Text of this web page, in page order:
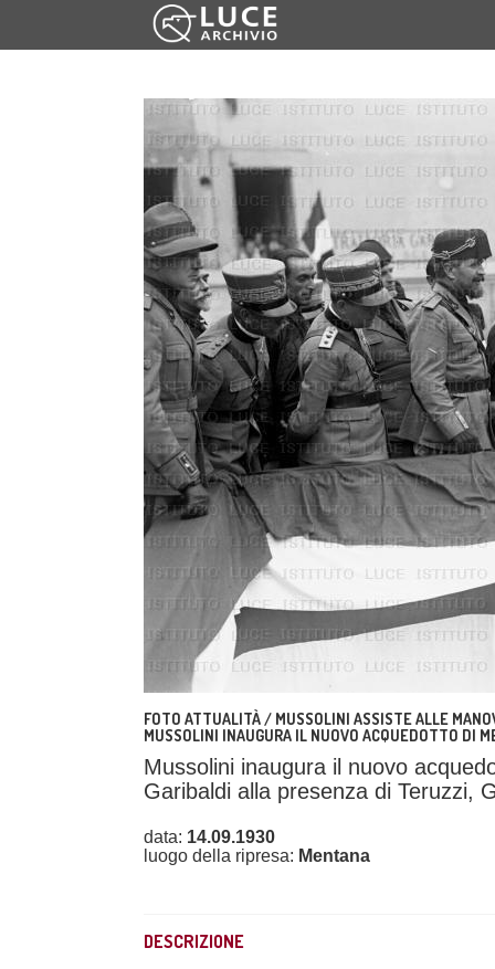
FOTO ATTUALITÀ / MUSSOLINI ASSISTE ALLE
MUSSOLINI INAUGURA IL NUOVO ACQUEDOTTO DI
Mussolini inaugura il nuovo
Garibaldi alla presenza di Teruzzi,
data: 14.09.1930
luogo della ripresa: Mentana
DESCRIZIONE